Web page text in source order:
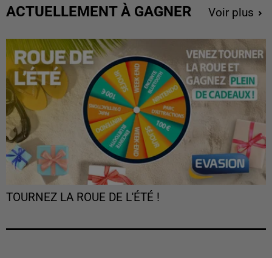
ACTUELLEMENT À GAGNER Voir plus
TOURNEZ LA ROUE DE L'ÉTÉ !